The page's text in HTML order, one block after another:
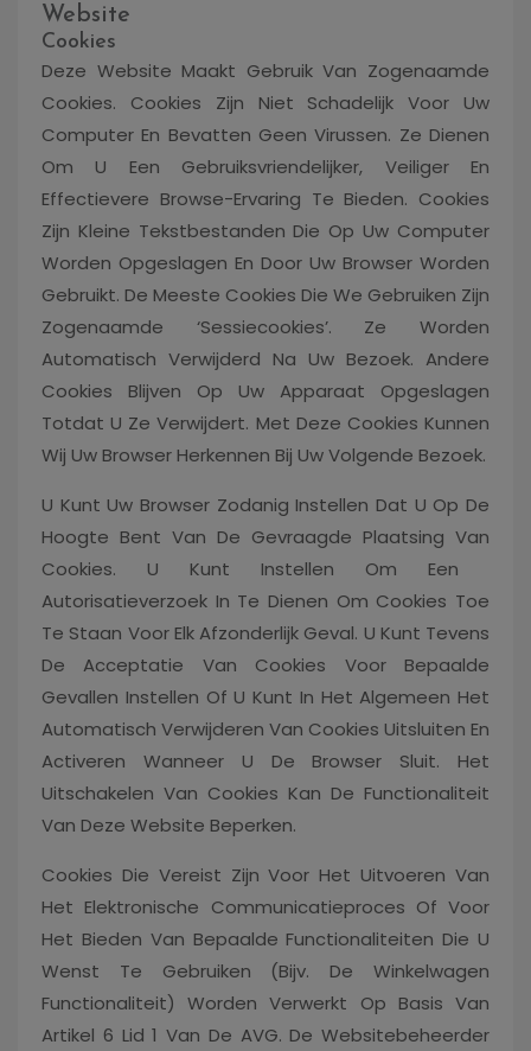
Website
Cookies
Deze Website Maakt Gebruik Van Zogenaamde
Cookies. Cookies Zijn Niet Schadelijk Voor Uw
Computer En Bevatten Geen Virussen. Ze Dienen
Om U Een Gebruiksvriendelijker, Veiliger En
Effectievere Browse-Ervaring Te Bieden. Cookies
Zijn Kleine Tekstbestanden Die Op Uw Computer
Worden Opgeslagen En Door Uw Browser Worden
Gebruikt. De Meeste Cookies Die We Gebruiken Zijn
Zogenaamde ‘sessiecookies’. Ze Worden
Automatisch Verwijderd Na Uw Bezoek. Andere
Cookies Blijven Op Uw Apparaat Opgeslagen
Totdat U Ze Verwijdert. Met Deze Cookies Kunnen
Wij Uw Browser Herkennen Bij Uw Volgende Bezoek.
U Kunt Uw Browser Zodanig Instellen Dat U Op De
Hoogte Bent Van De Gevraagde Plaatsing Van
Cookies. U Kunt Instellen Om Een ​​
Autorisatieverzoek In Te Dienen Om Cookies Toe
Te Staan ​​voor Elk Afzonderlijk Geval. U Kunt Tevens
De Acceptatie Van Cookies Voor Bepaalde
Gevallen Instellen Of U Kunt In Het Algemeen Het
Automatisch Verwijderen Van Cookies Uitsluiten En
Activeren Wanneer U De Browser Sluit. Het
Uitschakelen Van Cookies Kan De Functionaliteit
Van Deze Website Beperken.
Cookies Die Vereist Zijn Voor Het Uitvoeren Van
Het Elektronische Communicatieproces Of Voor
Het Bieden Van Bepaalde Functionaliteiten Die U
Wenst Te Gebruiken (bijv. De Winkelwagen
Functionaliteit) Worden Verwerkt Op Basis Van
Artikel 6 Lid 1 Van De AVG. De Websitebeheerder